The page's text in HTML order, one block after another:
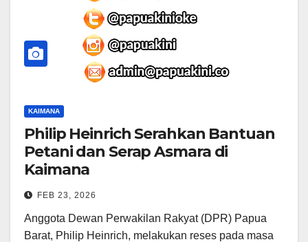
KAIMANA
Philip Heinrich Serahkan Bantuan
Petani dan Serap Asmara di
Kaimana
FEB 23, 2026
Anggota Dewan Perwakilan Rakyat (DPR) Papua
Barat, Philip Heinrich, melakukan reses pada masa